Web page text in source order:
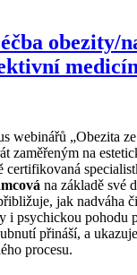
obezity/
webinářů „Obezita
zaměřeným na
certifikovaná
na základě své
jak nadváha
i psychickou pohodu
přináší, a
procesu.